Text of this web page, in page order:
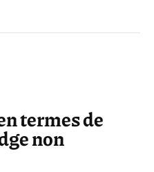
termes de
non